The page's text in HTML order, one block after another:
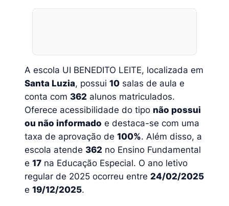
A escola UI BENEDITO LEITE, localizada em
Santa Luzia, possui 10 salas de aula e
conta com 362 alunos matriculados.
Oferece acessibilidade do tipo não possui
ou não informado e destaca-se com uma
taxa de aprovação de 100%. Além disso, a
escola atende 362 no Ensino Fundamental
e 17 na Educação Especial. O ano letivo
regular de 2025 ocorreu entre 24/02/2025
e 19/12/2025.